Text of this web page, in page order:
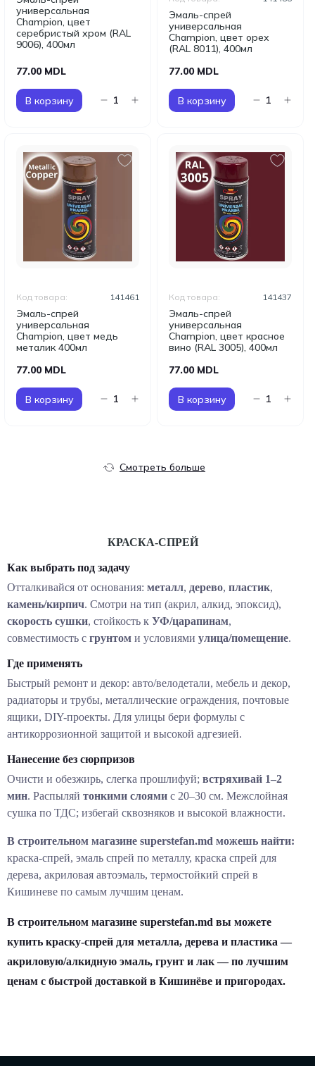
универсальная
Champion, цвет
серебристый хром (RAL
9006), 400мл
77.00 MDL
В корзину
Эмаль-спрей
универсальная
Champion, цвет орех
(RAL 8011), 400мл
77.00 MDL
В корзину
Эмаль-спрей
универсальная
Champion, цвет медь
металик 400мл
Код товара: 141461
77.00 MDL
В корзину
Эмаль-спрей
универсальная
Champion, цвет красное
вино (RAL 3005), 400мл
Код товара: 141437
77.00 MDL
В корзину
Смотреть больше
КРАСКА-СПРЕЙ
Как выбрать под задачу
Отталкивайся от основания: металл, дерево, пластик,
камень/кирпич. Смотри на тип (акрил, алкид, эпоксид),
скорость сушки, стойкость к УФ/царапинам,
совместимость с грунтом и условиями улица/помещение.
Где применять
Быстрый ремонт и декор: авто/велодетали, мебель и декор,
радиаторы и трубы, металлические ограждения, почтовые
ящики, DIY-проекты. Для улицы бери формулы с
антикоррозионной защитой и высокой адгезией.
Нанесение без сюрпризов
Очисти и обезжирь, слегка прошлифуй; встряхивай 1–2
мин. Распыляй тонкими слоями с 20–30 см. Межслойная
сушка по ТДС; избегай сквозняков и высокой влажности.
В строительном магазине superstefan.md можешь найти:
краска-спрей, эмаль спрей по металлу, краска спрей для
дерева, акриловая автоэмаль, термостойкий спрей в
Кишиневе по самым лучшим ценам.
В строительном магазине superstefan.md вы можете
купить краску-спрей для металла, дерева и пластика —
акриловую/алкидную эмаль, грунт и лак — по лучшим
ценам с быстрой доставкой в Кишинёве и пригородах.